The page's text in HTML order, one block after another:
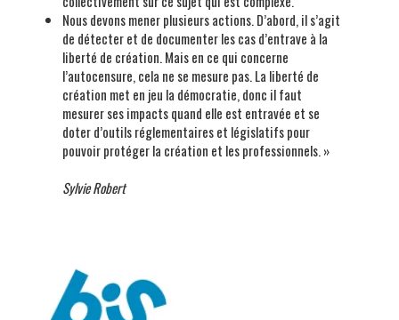
Nous devons mener plusieurs actions. D’abord, il s’agit
de détecter et de documenter les cas d’entrave à la
liberté de création. Mais en ce qui concerne
l’autocensure, cela ne se mesure pas. La liberté de
création met en jeu la démocratie, donc il faut
mesurer ses impacts quand elle est entravée et se
doter d’outils réglementaires et législatifs pour
pouvoir protéger la création et les professionnels. »
Sylvie Robert